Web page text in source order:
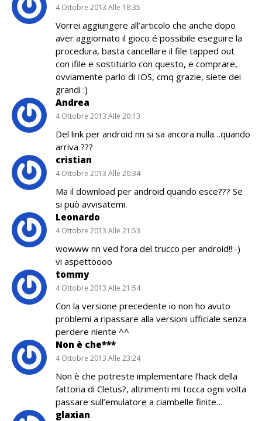
4 Ottobre 2013 Alle 18:35
Vorrei aggiungere all’articolo che anche dopo
aver aggiornato il gioco é possibile eseguire la
procedura, basta cancellare il file tapped out
con ifile e sostituirlo con questo, e comprare,
ovviamente parlo di IOS, cmq grazie, siete dei
grandi :)
Andrea
4 Ottobre 2013 Alle 20:13
Del link per android nn si sa ancora nulla…quando
arriva ???
cristian
4 Ottobre 2013 Alle 20:34
Ma il download per android quando esce??? Se
si può avvisatemi.
Leonardo
4 Ottobre 2013 Alle 21:53
wowww nn ved l’ora del trucco per android!!:-)
vi aspettoooo
tommy
4 Ottobre 2013 Alle 21:54
Con la versione precedente io non ho avuto
problemi a ripassare alla versioni ufficiale senza
perdere niente ^^
Non è che***
4 Ottobre 2013 Alle 23:24
Non è che potreste implementare l’hack della
fattoria di Cletus?, altrimenti mi tocca ogni volta
passare sull’emulatore a ciambelle finite…
glaxian